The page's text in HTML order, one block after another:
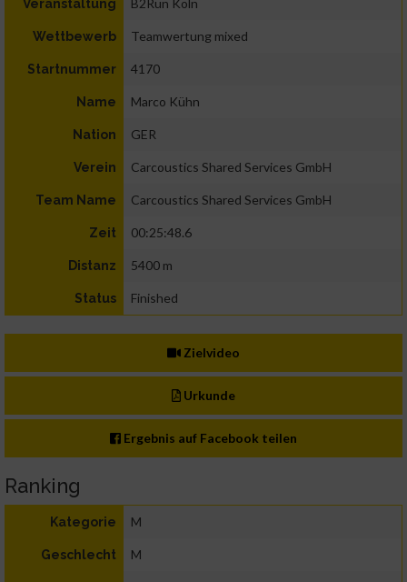
Veranstaltung B2Run Köln
Wettbewerb Teamwertung mixed
Startnummer 4170
Name Marco Kühn
Nation GER
Verein Carcoustics Shared Services GmbH
Team Name Carcoustics Shared Services GmbH
Zeit 00:25:48.6
Distanz 5400 m
Status Finished
Zielvideo
Urkunde
Ergebnis auf Facebook teilen
Ranking
Kategorie M
Geschlecht M